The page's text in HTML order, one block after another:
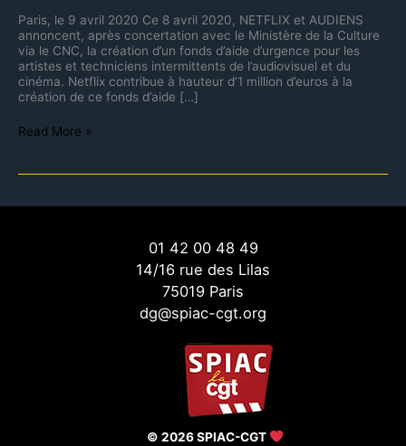
Paris, le 9 avril 2020 Ce 8 avril 2020, NETFLIX et AUDIENS
annoncent, après concertation avec le Ministère de la Culture
via le CNC, la création d’un fonds d’aide d’urgence pour les
artistes et techniciens intermittents de l’audiovisuel et du
cinéma. Netflix contribue à hauteur d’1 million d’euros à la
création de ce fonds d’aide […]
Read More »
01 42 00 48 49
14/16 rue des Lilas
75019 Paris
dg@spiac-cgt.org
© 2026 SPIAC-CGT